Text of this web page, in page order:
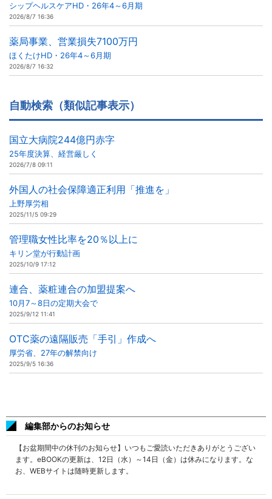
シップヘルスケアHD・26年4～6月期
2026/8/7 16:36
薬局事業、営業損失7100万円
ほくたけHD・26年4～6月期
2026/8/7 16:32
自動検索（類似記事表示）
国立大病院244億円赤字
25年度決算、経営厳しく
2026/7/8 09:11
外国人の社会保障適正利用「推進を」
上野厚労相
2025/11/5 09:29
管理職女性比率を20％以上に
キリン堂が行動計画
2025/10/9 17:12
連合、薬粧連合の加盟提案へ
10月7～8日の定期大会で
2025/9/12 11:41
OTC薬の遠隔販売「手引」作成へ
厚労省、27年の解禁向け
2025/9/5 16:36
編集部からのお知らせ
【お盆期間中の休刊のお知らせ】いつもご愛読いただきありがとうござい
ます。eBOOKの更新は、12日（水）～14日（金）は休みになります。な
お、WEBサイトは随時更新します。